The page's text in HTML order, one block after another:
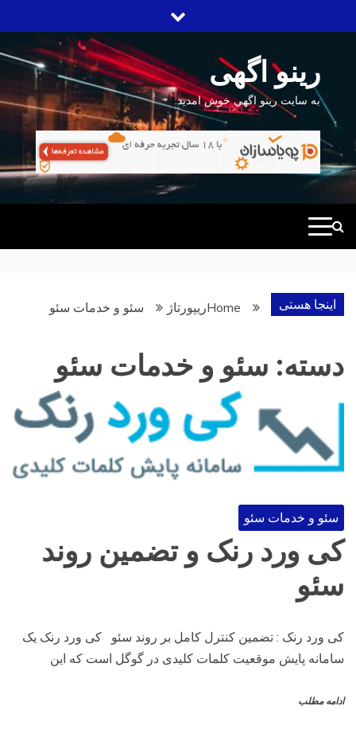
to
رینو اگهی
به سایت رینو اگهی خوش امدید.
اینجا هستی Homeریپورتاژ سئو و خدمات سئو
دسته: سئو و خدمات سئو
سئو و خدمات سئو
کی ورد رنک و تضمین روند
سئو
کی ورد رنک : تضمین کنترل کامل بر روند سئو کی ورد رنک یک
سامانه پایش موقعیت کلمات کلیدی در گوگل است که این
ادامه مطلب